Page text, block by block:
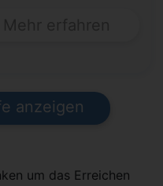
anzeigen
um das Erreichen